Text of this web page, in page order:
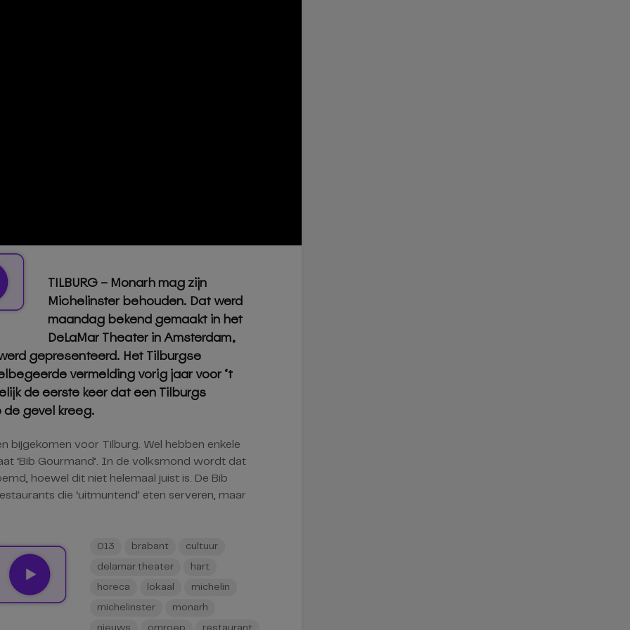
TILBURG – Monarh mag zijn
Michelinster behouden. Dat werd
maandag bekend gemaakt in het
DeLaMar Theater in Amsterdam,
gepresenteerd. Het Tilburgse
vermelding vorig jaar voor ‘t
de eerste keer dat een Tilburgs
gevel kreeg.
bijgekomen voor Tilburg. Wel hebben enkele
‘Bib Gourmand’. In de volksmond wordt dat
hoewel dit niet helemaal juist is. De Bib
die ‘uitmuntend’ eten serveren, maar
013 brabant cultuur
delamar theater hart
horeca lokaal michelin
michelinster monarh